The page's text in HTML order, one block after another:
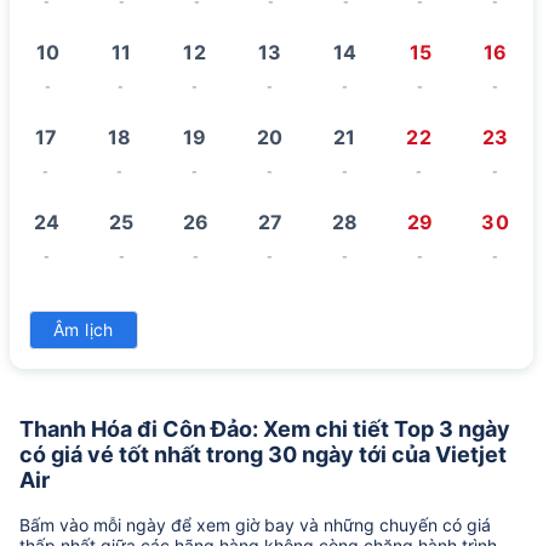
10
-
11
-
12
-
13
-
14
-
15
-
16
-
17
-
18
-
19
-
20
-
21
-
22
-
23
-
24
-
25
-
26
-
27
-
28
-
29
-
30
-
31
Âm lịch
Thanh Hóa đi Côn Đảo: Xem chi tiết Top 3 ngày
có giá vé tốt nhất trong 30 ngày tới của Vietjet
Air
Bấm vào mỗi ngày để xem giờ bay và những chuyến có giá